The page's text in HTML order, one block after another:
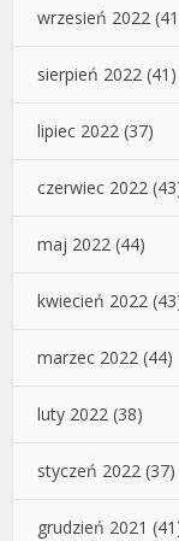
wrzesień 2022
sierpień 2022 (41)
lipiec 2022 (37)
czerwiec 2022
maj 2022 (44)
kwiecień 2022
marzec 2022 (44)
luty 2022 (38)
styczeń 2022 (37)
grudzień 2021